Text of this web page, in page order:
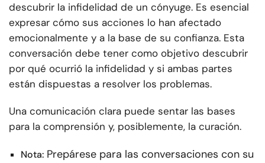
descubrir la infidelidad de un cónyuge. Es esencial
expresar cómo sus acciones lo han afectado
emocionalmente y a la base de su confianza. Esta
conversación debe tener como objetivo descubrir
por qué ocurrió la infidelidad y si ambas partes
están dispuestas a resolver los problemas.
Una comunicación clara puede sentar las bases
para la comprensión y, posiblemente, la curación.
Nota: Prepárese para las conversaciones con su